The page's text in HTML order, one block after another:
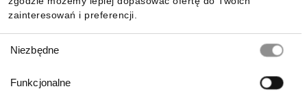
zainteresowań i preferencji.
zgody
Niezbędne
Funkcjonalne
3Rw oraz innymi urządzeniami z grupy SIRIUS.
Pewność
zadziałania
diagnostyka